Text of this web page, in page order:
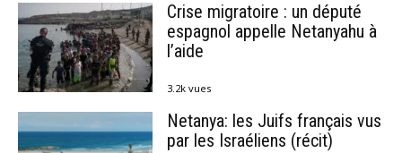
Crise migratoire : un député
espagnol appelle Netanyahu à
l’aide
3.2k vues
Netanya: les Juifs français vus
par les Israéliens (récit)